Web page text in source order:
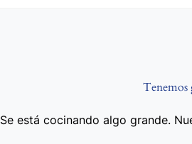
Tenemos
Se está cocinando algo grande.